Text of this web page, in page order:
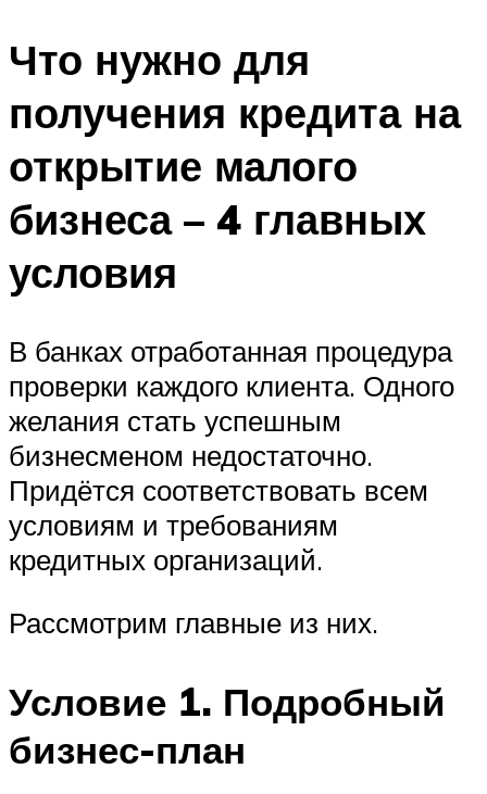
Что нужно для
получения кредита на
открытие малого
бизнеса – 4 главных
условия
В банках отработанная процедура
проверки каждого клиента. Одного
желания стать успешным
бизнесменом недостаточно.
Придётся соответствовать всем
условиям и требованиям
кредитных организаций.
Рассмотрим главные из них.
Условие 1. Подробный
бизнес-план